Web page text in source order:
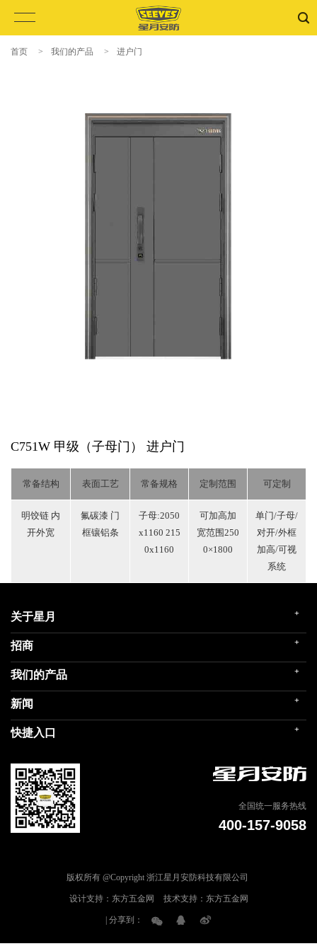
首页 > 我们的产品 > 进户门
C751W 甲级（子母门） 进户门
常备结构 表面工艺 常备规格 定制范围 可定制
明饺链 内
开外宽
氟碳漆 门
框镶铝条
子母:2050
x1160 215
0x1160
可加高加
宽范围250
0×1800
单门/子母/
对开/外框
加高/可视
系统
关于星月 +
企业简介
企业文化
荣誉殿堂
社会责任
招商 +
门店展示
在线留言
我们的产品 +
民用家装（零售）
商用门
新闻 +
公司新闻
专题信息
快捷入口 +
联系我们
天猫商城
全国统一服务热线
400-157-9058
版权所有 @Copyright 浙江星月安防科技有限公司
设计支持：东方五金网 技术支持：东方五金网
| 分享到：